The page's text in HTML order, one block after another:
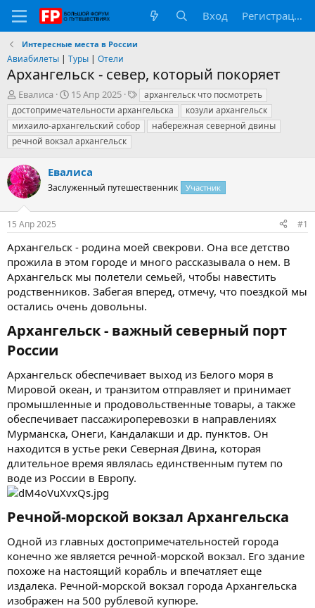
Вход Регистрация
Интересные места в России
Авиабилеты | Туры | Отели
Архангельск - север, который покоряет
А
в
т
о
р
е
м
ы
Евалиса
Д
а
т
а
н
ч
л
15 Апр 2025
Т
е
г
и
архангельск что посмотреть
достопримечательности архангельска
козули архангельск
михаило-архангельский собор
набережная северной двины
речной вокзал архангельск
Евалиса
Заслуженный путешественник Участник
15 Апр 2025 #1
Архангельск - родина моей свекрови. Она все детство
прожила в этом городе и много рассказывала о нем. В
Архангельск мы полетели семьей, чтобы навестить
родственников. Забегая вперед, отмечу, что поездкой мы
остались очень довольны.
Архангельск - важный северный порт
России​
Архангельск обеспечивает выход из Белого моря в
Мировой океан, и транзитом отправляет и принимает
промышленные и продовольственные товары, а также
обеспечивает пассажироперевозки в направлениях
Мурманска, Онеги, Кандалакши и др. пунктов. Он
находится в устье реки Северная Двина, которая
длительное время являлась единственным путем по
воде из России в Европу.
Речной-морской вокзал Архангельска
Одной из главных достопримечательностей города
конечно же является речной-морской вокзал. Его здание
похоже на настоящий корабль и впечатляет еще
издалека. Речной-морской вокзал города Архангельска
изображен на 500 рублевой купюре.